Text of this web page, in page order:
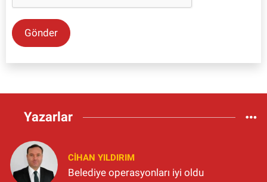
Gönder
Yazarlar
CIHAN YILDIRIM
Belediye operasyonları iyi oldu